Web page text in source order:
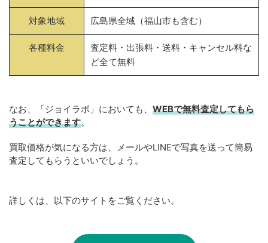
対象地域 広島県全域（福山市も含む）
各種料金
査定料・出張料・送料・キャンセル料な
ど全て無料
なお、「ジョイラボ」においても、 WEBで無料査定してもら
うことができます。
買取価格が気になる方は、メールやLINEで写真を送って簡易
査定してもらうといいでしょう。
詳しくは、以下のサイトをご覧ください。